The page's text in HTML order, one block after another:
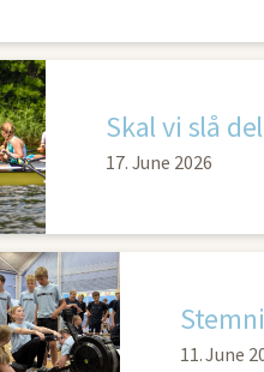
Skal vi slå
17. June 2026
11. June